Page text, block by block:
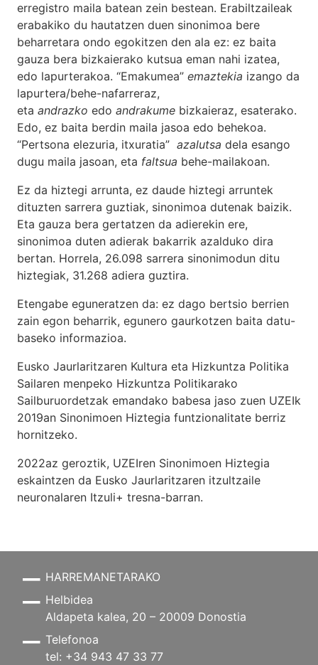
erregistro maila batean zein bestean. Erabiltzaileak
erabakiko du hautatzen duen sinonimoa bere
beharretara ondo egokitzen den ala ez: ez baita
gauza bera bizkaierako kutsua eman nahi izatea,
edo lapurterakoa. “Emakumea” emaztekia izango da
lapurtera/behe-nafarreraz,
eta andrazko edo andrakume bizkaieraz, esaterako.
Edo, ez baita berdin maila jasoa edo behekoa.
“Pertsona elezuria, itxuratia” azalutsa dela esango
dugu maila jasoan, eta faltsua behe-mailakoan.
Ez da hiztegi arrunta, ez daude hiztegi arruntek
dituzten sarrera guztiak, sinonimoa dutenak baizik.
Eta gauza bera gertatzen da adierekin ere,
sinonimoa duten adierak bakarrik azalduko dira
bertan. Horrela, 26.098 sarrera sinonimodun ditu
hiztegiak, 31.268 adiera guztira.
Etengabe eguneratzen da: ez dago bertsio berrien
zain egon beharrik, egunero gaurkotzen baita datu-
baseko informazioa.
Eusko Jaurlaritzaren Kultura eta Hizkuntza Politika
Sailaren menpeko Hizkuntza Politikarako
Sailburuordetzak emandako babesa jaso zuen UZEIk
2019an Sinonimoen Hiztegia funtzionalitate berriz
hornitzeko.
2022az geroztik, UZEIren Sinonimoen Hiztegia
eskaintzen da Eusko Jaurlaritzaren itzultzaile
neuronalaren Itzuli+ tresna-barran.
HARREMANETARAKO
Helbidea
Aldapeta kalea, 20 – 20009 Donostia
Telefonoa
tel: +34 943 47 33 77